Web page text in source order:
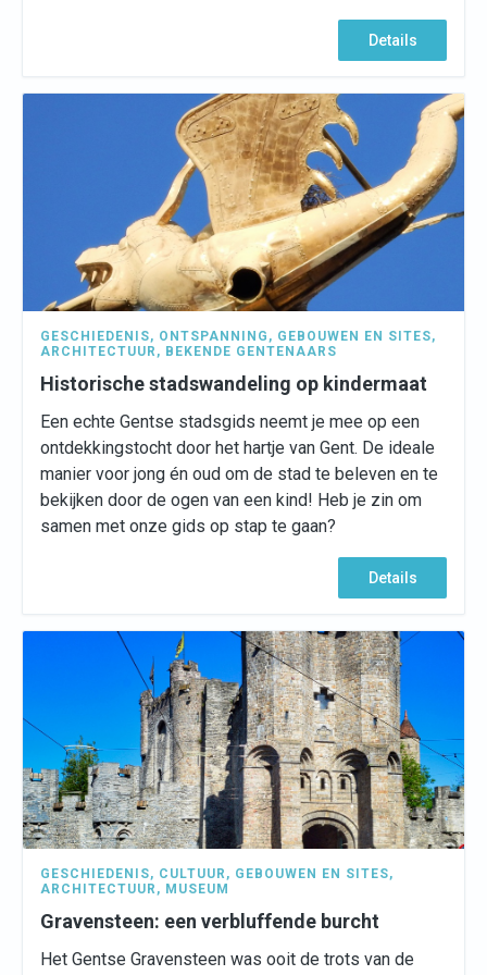
Details
GESCHIEDENIS, ONTSPANNING , GEBOUWEN EN SITES,
ARCHITECTUUR , BEKENDE GENTENAARS
Historische stadswandeling op kindermaat
Een echte Gentse stadsgids neemt je mee op een
ontdekkingstocht door het hartje van Gent. De ideale
manier voor jong én oud om de stad te beleven en te
bekijken door de ogen van een kind! Heb je zin om
samen met onze gids op stap te gaan?
Details
GESCHIEDENIS, CULTUUR , GEBOUWEN EN SITES,
ARCHITECTUUR , MUSEUM
Gravensteen: een verbluffende burcht
Het Gentse Gravensteen was ooit de trots van de